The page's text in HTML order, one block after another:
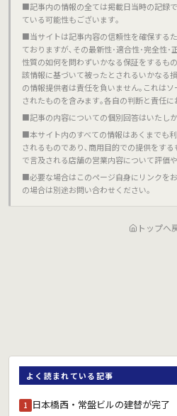
■記事内の情報の全ては掲載日当時の記録
ている可能性もございます｡
■当サイトは記事内容の信頼性を確保する
ておりますが､その最新性･適合性･完全性･
性質の如何を問わずいかなる保証をするも
該情報に基づいて被ったとされるいかなる
の情報提供者は責任を負いません｡これは
されたものを含みます｡各自の判断と責任
■記事の内容についての個別回答はいたし
■本サイト内のすべての情報はあくまでも
されるものであり､商用目的での提供をす
で言及される店舗の営業内容について評価
■必要な場合はこのページ自身にリンクを
の場合は別途お問い合わせください｡
トップへ
よく読まれている記事
1 日本橋西・常盤ビルの建替が完